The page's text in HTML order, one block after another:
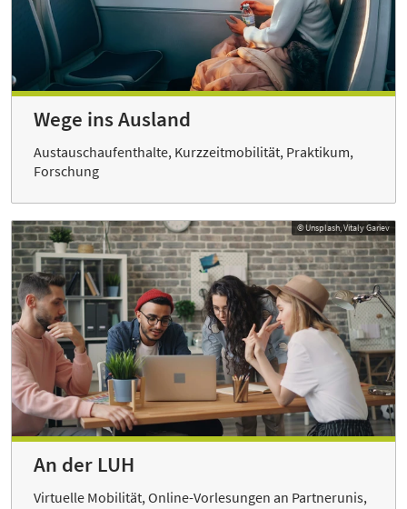
Wege ins Ausland
Austauschaufenthalte, Kurzzeitmobilität, Praktikum,
Forschung
© Unsplash, Vitaly Gariev
An der LUH
Virtuelle Mobilität, Online-Vorlesungen an Partnerunis,